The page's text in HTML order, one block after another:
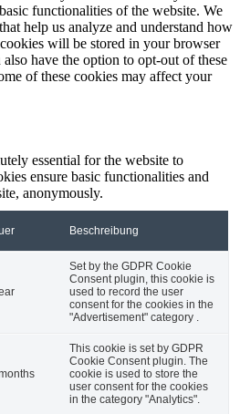
functionalities of the website. We
help us analyze and understand how
will be stored in your browser
have the option to opt-out of these
of these cookies may affect your
essential for the website to
ensure basic functionalities and
anonymously.
Beschreibung
Set by the GDPR Cookie
Consent plugin, this cookie is
used to record the user
consent for the cookies in the
"Advertisement" category .
This cookie is set by GDPR
Cookie Consent plugin. The
cookie is used to store the
user consent for the cookies
in the category "Analytics".